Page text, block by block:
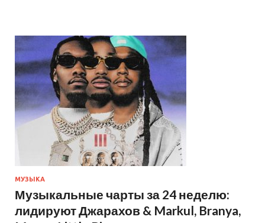
МУЗЫКА
Музыкальные чарты за 24 неделю:
лидируют Джарахов & Markul, Branya,